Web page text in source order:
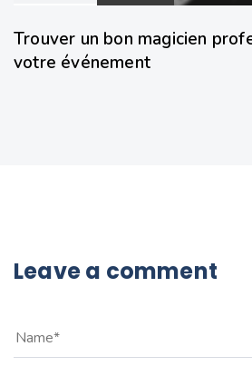
Trouver un bon magicien
votre événement
Leave a comment